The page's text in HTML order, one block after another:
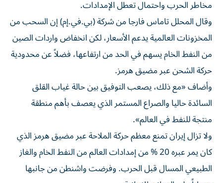
مخاطر الحرب واحتمال تعطل الإمدادات.
وقال المحلل تاماس فارجا من شركة (بي.في.إم) إن ​السحب من
‌المخزونات العالمية يدعم الأسعار، لكن انخفاض واردات الصين
من النفط الخام يسهم في الحد من ارتفاعها، ‌فضلاً عن محدودية
حركة الشحن عبر مضيق هرمز.
وأضاف «مع ذلك، يصعب التوفيق بين حالة غياب القلق
السائدة حاليا والصراع المستمر الذي يعصف بأهم منطقة
منتجة للنفط في العالم».
ولا تزال إيران تمنع معظم حركة الملاحة عبر مضيق هرمز ‌الذي
كان يمر عبره ‌20 % من إمدادات العالم من النفط ⁠الخام والغاز
الطبيعي المسال قبل الحرب. وفرضت واشنطن من جانبها